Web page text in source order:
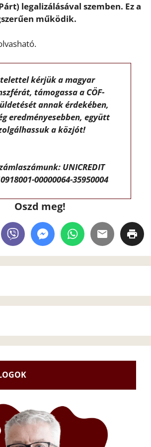
legalizálásával szemben. Ez a
működik.
kérjük a magyar
támogassa a CÖF-
annak érdekében,
eredményesebben, együtt
a közjót!
UNICREDIT
00000064-35950004
Oszd meg!